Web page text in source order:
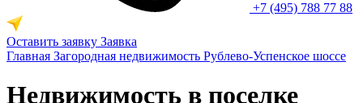
+7 (495) 788 77 88
Оставить заявку Заявка
Главная Загородная недвижимость Рублево-Успенское шоссе
Недвижимость в поселке